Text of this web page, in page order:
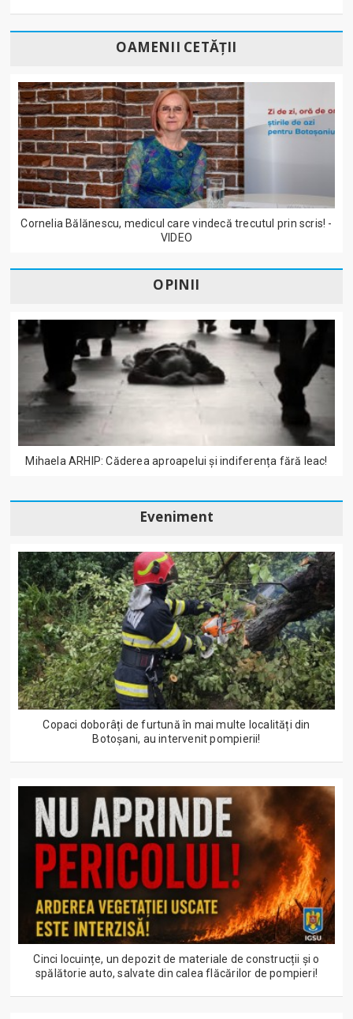
OAMENII CETĂȚII
Cornelia Bălănescu, medicul care vindecă trecutul prin scris! -
VIDEO
OPINII
Mihaela ARHIP: Căderea aproapelui și indiferența fără leac!
Eveniment
Copaci doborâți de furtună în mai multe localități din
Botoșani, au intervenit pompierii!
Cinci locuințe, un depozit de materiale de construcții și o
spălătorie auto, salvate din calea flăcărilor de pompieri!